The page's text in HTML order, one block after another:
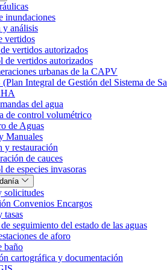
inundaciones
análisis
vertidos
vertidos autorizados
de vertidos autorizados
urbanas de la CAPV
(Plan Integral de Gestión del Sistema de
del agua
de control volumétrico
de Aguas
Manuales
y restauración
de cauces
de especies invasoras
solicitudes
Convenios Encargos
tasas
seguimiento del estado de las aguas
de aforo
baño
cartográfica y documentación